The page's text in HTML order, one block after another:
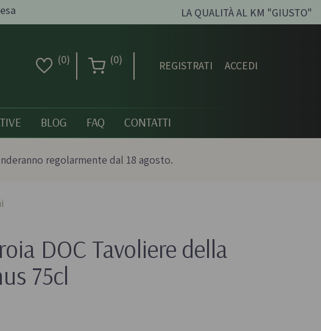
LA QUALITÀ AL KM "GIUSTO"
(0) (0) REGISTRATI ACCEDI
italiani biologici
e miele
Creme spalmabili
BLOG FAQ CONTATTI
regolarmente dal 18 agosto.
DOC Tavoliere della
75cl